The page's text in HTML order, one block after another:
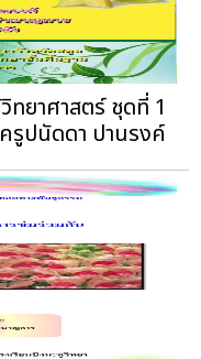
ทยาศาสตร์ ชุดที่ 1
ครูปนัดดา ปานรงค์